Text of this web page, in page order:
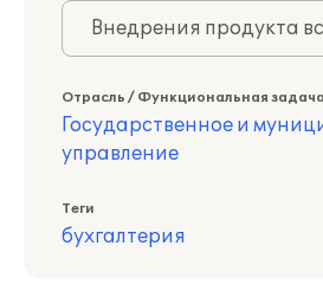
Внедрения продукта
Отрасль / Функциональная задача
Государственное и
управление
Теги
бухгалтерия